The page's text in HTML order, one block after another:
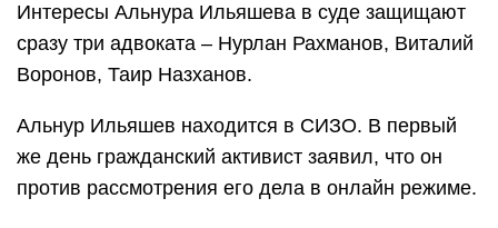
Интересы Альнура Ильяшева в суде защищают
сразу три адвоката – Нурлан Рахманов, Виталий
Воронов, Таир Назханов.
Альнур Ильяшев находится в СИЗО. В первый
же день гражданский активист заявил, что он
против рассмотрения его дела в онлайн режиме.